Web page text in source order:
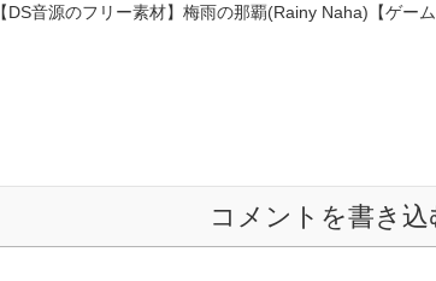
【DS音源のフリー素材】梅雨の那覇(Rainy Naha)【ゲー
コメントを書き込